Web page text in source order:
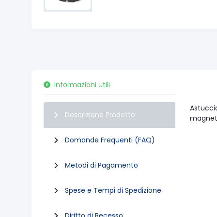
Informazioni utili
Descrizione Prodotto
Domande Frequenti (FAQ)
Metodi di Pagamento
Spese e Tempi di Spedizione